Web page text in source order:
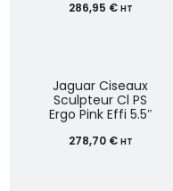
286,95 € HT
Jaguar Ciseaux
Sculpteur Cl PS
Ergo Pink Effi 5.5″
278,70 € HT